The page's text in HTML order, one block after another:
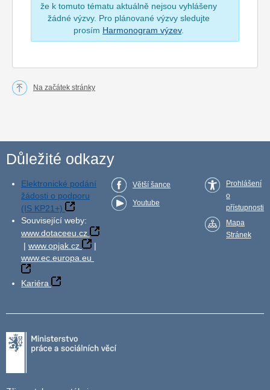
že k tomuto tématu aktuálně nejsou vyhlášeny
žádné výzvy. Pro plánované výzvy sledujte
prosím Harmonogram výzev.
Na začátek stránky
Důležité odkazy
Elektronické podání
žádosti o podporu
(IS KP21+)
Související weby:
www.dotaceeu.cz
| www.opjak.cz
|
www.ec.europa.eu
Kariéra
Větší šance
Youtube
Prohlášení
o
přístupnosti
Mapa
Stránek